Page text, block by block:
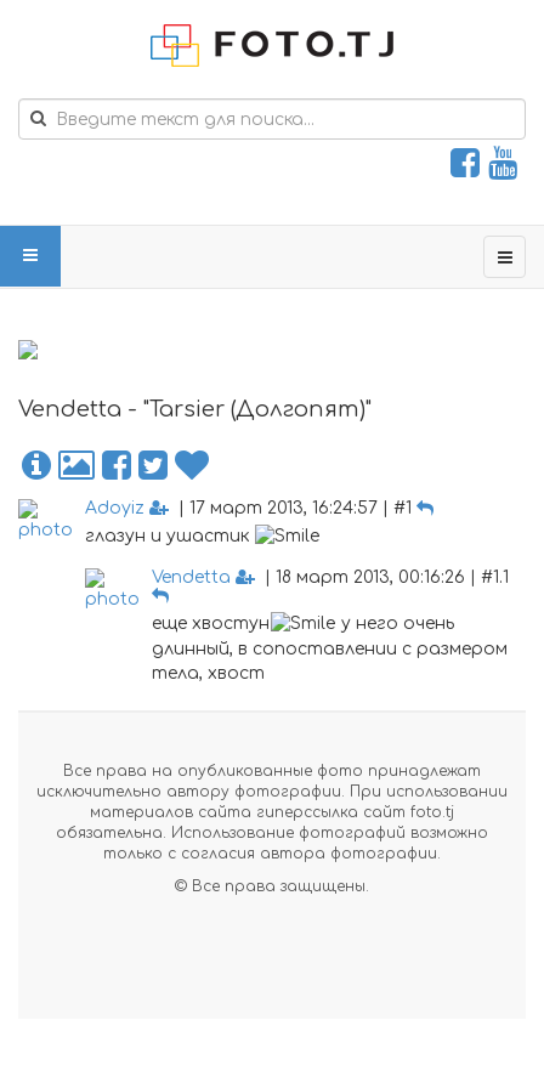
Vendetta - "Tarsier (Долгопят)"
Adoyiz
| 17 март 2013, 16:24:57 | #1
глазун и ушастик
Vendetta | 18 март 2013, 00:16:26 | #1.1
еще хвостун
у него очень
длинный, в сопоставлении с размером
тела, хвост
Все права на опубликованные фото принадлежат
исключительно автору фотографии. При использовании
материалов сайта гиперссылка сайт foto.tj
обязательна. Использование фотографий возможно
только с согласия автора фотографии.
© Все права защищены.